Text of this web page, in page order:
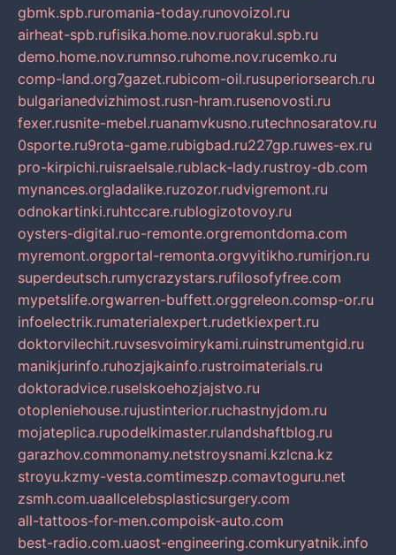
gbmk.spb.ruromania-today.runovoizol.ru
airheat-spb.rufisika.home.nov.ruorakul.spb.ru
demo.home.nov.rumnso.ruhome.nov.rucemko.ru
comp-land.org7gazet.rubicom-oil.rusuperiorsearch.ru
bulgarianedvizhimost.rusn-hram.rusenovosti.ru
fexer.rusnite-mebel.ruanamvkusno.rutechnosaratov.ru
0sporte.ru9rota-game.rubigbad.ru227gp.ruwes-ex.ru
pro-kirpichi.ruisraelsale.rublack-lady.rustroy-db.com
mynances.orgladalike.ruzozor.rudvigremont.ru
odnokartinki.ruhtccare.rublogizotovoy.ru
oysters-digital.ruo-remonte.orgremontdoma.com
myremont.orgportal-remonta.orgvyitikho.rumirjon.ru
superdeutsch.rumycrazystars.rufilosofyfree.com
mypetslife.orgwarren-buffett.orggreleon.comsp-or.ru
infoelectrik.rumaterialexpert.rudetkiexpert.ru
doktorvilechit.ruvsesvoimirykami.ruinstrumentgid.ru
manikjurinfo.ruhozjajkainfo.rustroimaterials.ru
doktoradvice.ruselskoehozjajstvo.ru
otopleniehouse.rujustinterior.ruchastnyjdom.ru
mojateplica.rupodelkimaster.rulandshaftblog.ru
garazhov.commonamy.netstroysnami.kzlcna.kz
stroyu.kzmy-vesta.comtimeszp.comavtoguru.net
zsmh.com.uaallcelebsplasticsurgery.com
all-tattoos-for-men.compoisk-auto.com
best-radio.com.uaost-engineering.comkuryatnik.info